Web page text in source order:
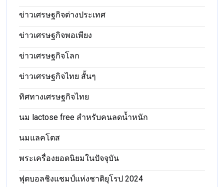
ข่าวเศรษฐกิจต่างประเทศ
ข่าวเศรษฐกิจพอเพียง
ข่าวเศรษฐกิจโลก
ข่าวเศรษฐกิจไทย สั้นๆ
ทิศทางเศรษฐกิจไทย
นม lactose free สำหรับคนลดน้ำหนัก
นมแลคโตส
พระเครื่องยอดนิยมในปัจจุบัน
ฟุตบอลชิงแชมป์แห่งชาติยุโรป 2024